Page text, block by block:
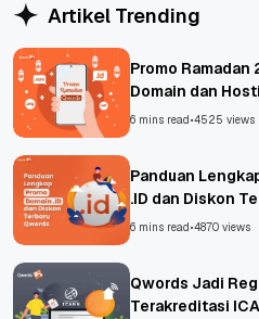
Artikel Trending
Promo Ramadan
Domain dan
6 mins read•4525 views
Panduan
.ID dan Diskon
6 mins read•4870 views
Qwords Jadi
Terakreditasi